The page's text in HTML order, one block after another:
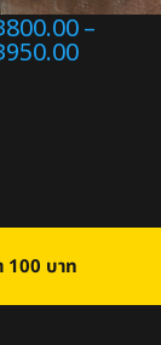
800.00–
950.00
บาท